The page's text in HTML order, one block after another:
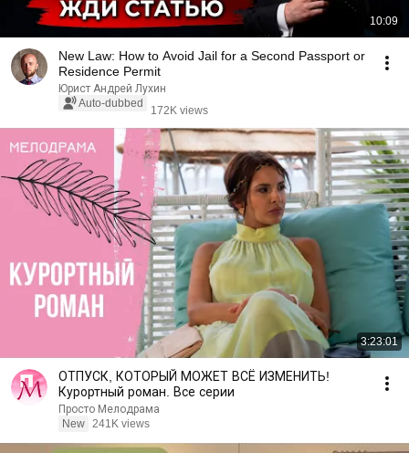
10:09
New Law: How to Avoid Jail for a Second Passport or
Residence Permit
Юрист Андрей Лухин
Auto-dubbed
172K views
3:23:01
ОТПУСК, КОТОРЫЙ МОЖЕТ ВСЁ ИЗМЕНИТЬ!
Курортный роман. Все серии
Просто Мелодрама
New 241K views